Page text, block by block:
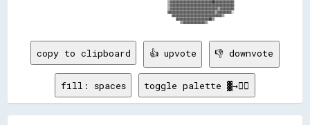
copy to clipboard 👍 upvote 👎 downvote
fill: spaces toggle palette ▓→✊🏽